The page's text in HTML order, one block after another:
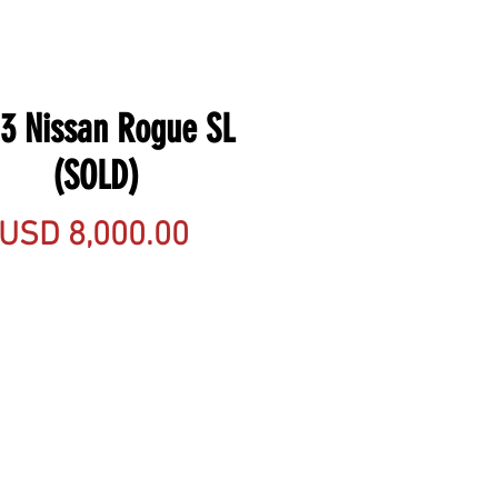
Nissan Rogue SL
(SOLD)
8,000.00Precio